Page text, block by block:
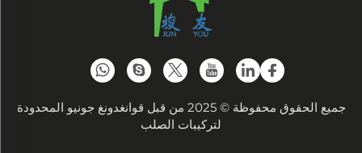
جميع الحقوق محفوظة © 2025 من قبل قوانغدونغ جونيو المحدودة
لتركيبات الصلب